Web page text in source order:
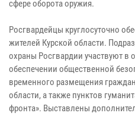
сфере оборота оружия.
Росгвардейцы круглосуточно
жителей Курской области.
охраны Росгвардии участвуют в
обеспечении общественной
временного размещения
области, а также пунктов
фронта». Выставлены